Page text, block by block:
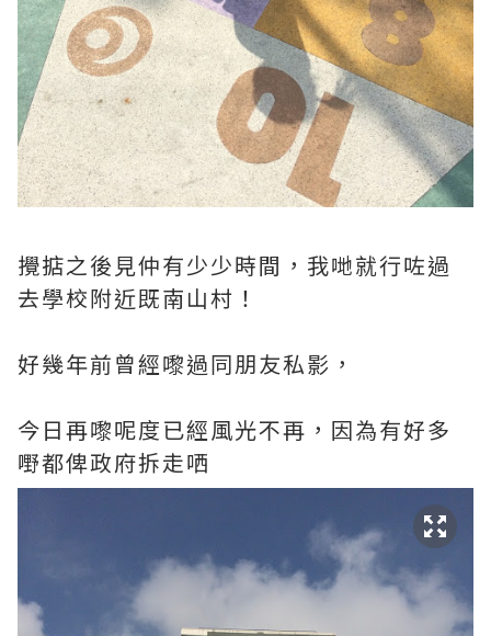
攪掂之後見仲有少少時間，我哋就行咗過
去學校附近既南山村！
好幾年前曾經嚟過同朋友私影，
今日再嚟呢度已經風光不再，因為有好多
嘢都俾政府拆走哂